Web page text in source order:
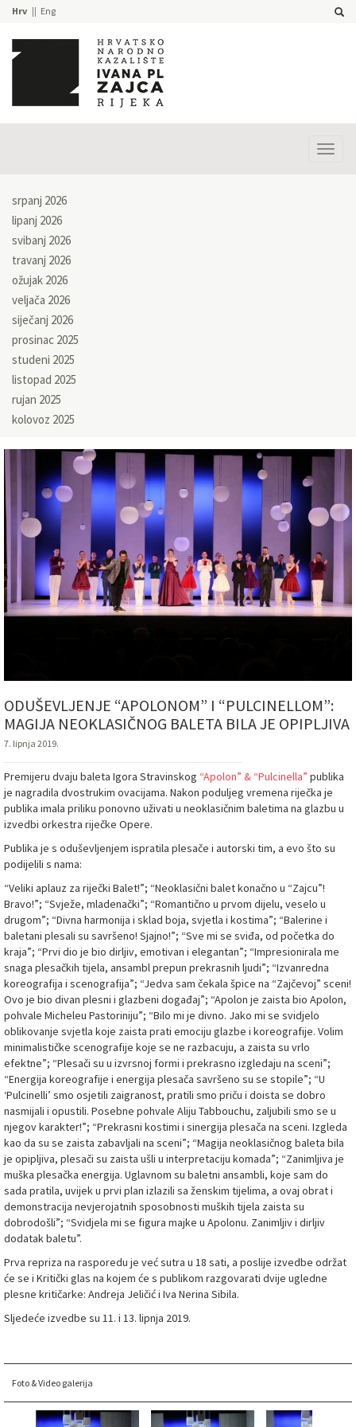
Hrv Eng
srpanj 2026
lipanj 2026
svibanj 2026
travanj 2026
ožujak 2026
veljača 2026
siječanj 2026
prosinac 2025
studeni 2025
listopad 2025
rujan 2025
kolovoz 2025
ODUŠEVLJENJE “APOLONOM” I “PULCINELLOM”:
MAGIJA NEOKLASIČNOG BALETA BILA JE OPIPLJIVA
7. lipnja 2019.
Premijeru dvaju baleta Igora Stravinskog “Apolon” & “Pulcinella” publika
je nagradila dvostrukim ovacijama. Nakon poduljeg vremena riječka je
publika imala priliku ponovno uživati u neoklasičnim baletima na glazbu u
izvedbi orkestra riječke Opere.
Publika je s oduševljenjem ispratila plesače i autorski tim, a evo što su
podijelili s nama:
“Veliki aplauz za riječki Balet!”; “Neoklasični balet konačno u “Zajcu”!
Bravo!”; “Svježe, mladenački”; “Romantično u prvom dijelu, veselo u
drugom”; “Divna harmonija i sklad boja, svjetla i kostima”; “Balerine i
baletani plesali su savršeno! Sjajno!”; “Sve mi se sviđa, od početka do
kraja”; “Prvi dio je bio dirljiv, emotivan i elegantan”; “Impresionirala me
snaga plesačkih tijela, ansambl prepun prekrasnih ljudi”; “Izvanredna
koreografija i scenografija”; “Jedva sam čekala špice na “Zajčevoj” sceni!
Ovo je bio divan plesni i glazbeni događaj”; “Apolon je zaista bio Apolon,
pohvale Micheleu Pastoriniju”; “Bilo mi je divno. Jako mi se svidjelo
oblikovanje svjetla koje zaista prati emociju glazbe i koreografije. Volim
minimalističke scenografije koje se ne razbacuju, a zaista su vrlo
efektne”; “Plesači su u izvrsnoj formi i prekrasno izgledaju na sceni”;
“Energija koreografije i energija plesača savršeno su se stopile”; “U
‘Pulcinelli’ smo osjetili zaigranost, pratili smo priču i doista se dobro
nasmijali i opustili. Posebne pohvale Aliju Tabbouchu, zaljubili smo se u
njegov karakter!”; “Prekrasni kostimi i sinergija plesača na sceni. Izgleda
kao da su se zaista zabavljali na sceni”; “Magija neoklasičnog baleta bila
je opipljiva, plesači su zaista ušli u interpretaciju komada”; “Zanimljiva je
muška plesačka energija. Uglavnom su baletni ansambli, koje sam do
sada pratila, uvijek u prvi plan izlazili sa ženskim tijelima, a ovaj obrat i
demonstracija nevjerojatnih sposobnosti muških tijela zaista su
dobrodošli”; “Svidjela mi se figura majke u Apolonu. Zanimljiv i dirljiv
dodatak baletu”.
Prva repriza na rasporedu je već sutra u 18 sati, a poslije izvedbe održat
će se i Kritički glas na kojem će s publikom razgovarati dvije ugledne
plesne kritičarke: Andreja Jeličić i Iva Nerina Sibila.
Sljedeće izvedbe su 11. i 13. lipnja 2019.
Foto & Video galerija